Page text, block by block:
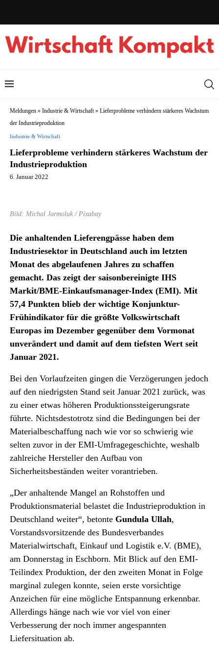
Meldungen » Industrie & Wirtschaft» Lieferprobleme verhindern stärkeres Wachstum
der Industrieproduktion
Industrie & Wirtschaft
Lieferprobleme verhindern stärkeres Wachstum der
Industrieproduktion
6. Januar 2022
Bild: Michal Jarmoluk / Pixabay
Die anhaltenden Lieferengpässe haben dem
Industriesektor in Deutschland auch im letzten
Monat des abgelaufenen Jahres zu schaffen
gemacht. Das zeigt der saisonbereinigte IHS
Markit/BME-Einkaufsmanager-Index (EMI). Mit
57,4 Punkten blieb der wichtige Konjunktur-
Frühindikator für die größte Volkswirtschaft
Europas im Dezember gegenüber dem Vormonat
unverändert und damit auf dem tiefsten Wert seit
Januar 2021.
Bei den Vorlaufzeiten gingen die Verzögerungen jedoch
auf den niedrigsten Stand seit Januar 2021 zurück, was
zu einer etwas höheren Produktionssteigerungsrate
führte. Nichtsdestotrotz sind die Bedingungen bei der
Materialbeschaffung nach wie vor so schwierig wie
selten zuvor in der EMI-Umfragegeschichte, weshalb
zahlreiche Hersteller den Aufbau von
Sicherheitsbeständen weiter vorantrieben.
„Der anhaltende Mangel an Rohstoffen und
Produktionsmaterial belastet die Industrieproduktion in
Deutschland weiter“, betonte Gundula Ullah,
Vorstandsvorsitzende des Bundesverbandes
Materialwirtschaft, Einkauf und Logistik e.V. (BME),
am Donnerstag in Eschborn. Mit Blick auf den EMI-
Teilindex Produktion, der den zweiten Monat in Folge
marginal zulegen konnte, seien erste vorsichtige
Anzeichen für eine mögliche Entspannung erkennbar.
Allerdings hänge nach wie vor viel von einer
Verbesserung der noch immer angespannten
Liefersituation ab.